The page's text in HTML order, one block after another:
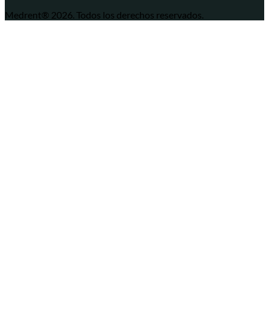
Medrent® 2026. Todos los derechos reservados.